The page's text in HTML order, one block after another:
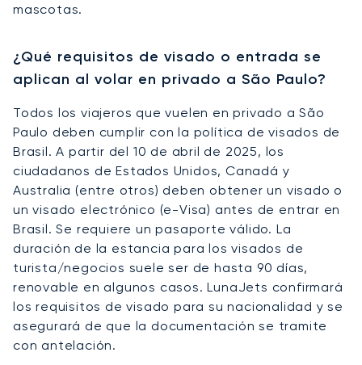
mascotas.
¿Qué requisitos de visado o entrada se
aplican al volar en privado a São Paulo?
Todos los viajeros que vuelen en privado a São
Paulo deben cumplir con la política de visados de
Brasil. A partir del 10 de abril de 2025, los
ciudadanos de Estados Unidos, Canadá y
Australia (entre otros) deben obtener un visado o
un visado electrónico (e-Visa) antes de entrar en
Brasil. Se requiere un pasaporte válido. La
duración de la estancia para los visados de
turista/negocios suele ser de hasta 90 días,
renovable en algunos casos. LunaJets confirmará
los requisitos de visado para su nacionalidad y se
asegurará de que la documentación se tramite
con antelación.